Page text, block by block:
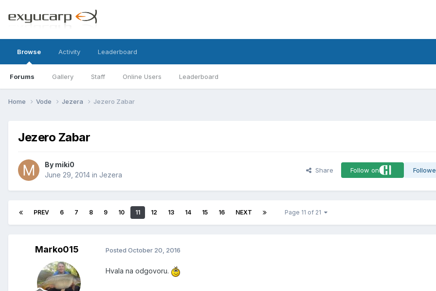
Browse
Forums Gallery Staff Online Users Leaderboard
Activity Leaderboard
Home Vode Jezera Jezero Zabar
Jezero Zabar
By miki0
June 29, 2014 in Jezera
Share Follow on
PREV 6 7 8 9 10 11 12 13 14 15 16 NEXT Page 11 of 21
Marko015 Posted October 20, 2016
Hvala na odgovoru.